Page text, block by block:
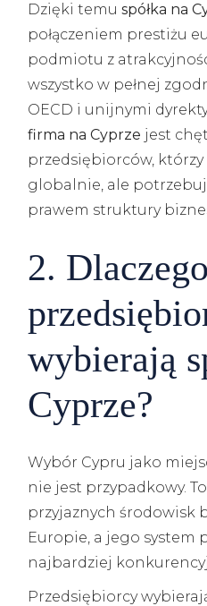
Dzięki temuspółka na
połączeniem prestiżu
podmiotu z
wszystko w pełnej
OECD i unijnymi
firma na Cyprze jest
przedsiębiorców, którzy
globalnie, ale
prawem struktury
2. Dlaczego
wybierają
Cyprze?
Wybór Cypru jako
nie jest przypadkowy.
przyjaznych środowisk
Europie, a jego system
najbardziej
Przedsiębiorcy